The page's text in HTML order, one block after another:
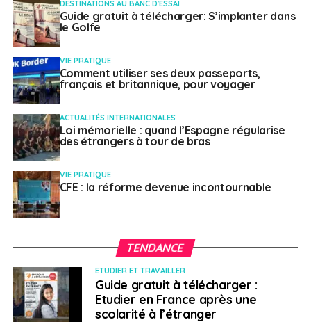
Vous trouverez donc les modalités relatives au dépôt
des dossiers sur le site de votre consulat. La
notification d’attribution ou de rejet de votre demande,
par l’AEFE, est faite par le poste consulaire.
SUJETS ASSOCIÉS: AEFE CONSULATS
A SUIVRE
32è édition du French film festival de l’Alliance
Française d’Australie
NE RATEZ PAS
Accueil des Français à l’étranger (3/3) : l’UFE
Weena Truscelli
DESTINATIONS AU BANC D'ESSAI
Guide gratuit à télécharger: S’implanter dans
le Golfe
VIE PRATIQUE
Comment utiliser ses deux passeports,
français et britannique, pour voyager
ACTUALITÉS INTERNATIONALES
Loi mémorielle : quand l’Espagne régularise
des étrangers à tour de bras
VIE PRATIQUE
CFE : la réforme devenue incontournable
TENDANCE
ETUDIER ET TRAVAILLER
Guide gratuit à télécharger :
Etudier en France après une
scolarité à l’étranger